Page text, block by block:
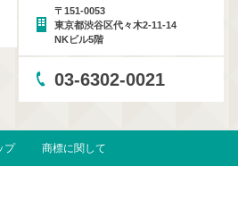
〒151-0053
東京都渋谷区代々木2-11-14
NKビル5階
03-6302-0021
プ 商標に関して